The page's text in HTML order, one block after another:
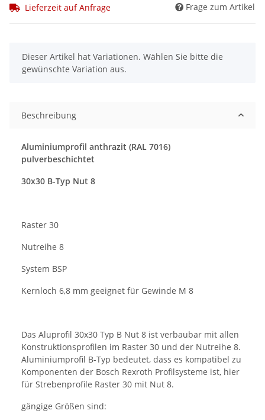
Lieferzeit auf Anfrage Frage zum Artikel
x
Dieser Artikel hat Variationen. Wählen Sie bitte die
gewünschte Variation aus.
Beschreibung
Aluminiumprofil anthrazit (RAL 7016)
pulverbeschichtet
30x30 B-Typ Nut 8
Raster 30
Nutreihe 8
System BSP
Kernloch 6,8 mm geeignet für Gewinde M 8
Das Aluprofil 30x30 Typ B Nut 8 ist verbaubar mit allen
Konstruktionsprofilen im Raster 30 und der Nutreihe 8.
Aluminiumprofil B-Typ bedeutet, dass es kompatibel zu
Komponenten der Bosch Rexroth Profilsysteme ist, hier
für Strebenprofile Raster 30 mit Nut 8.
gängige Größen sind: